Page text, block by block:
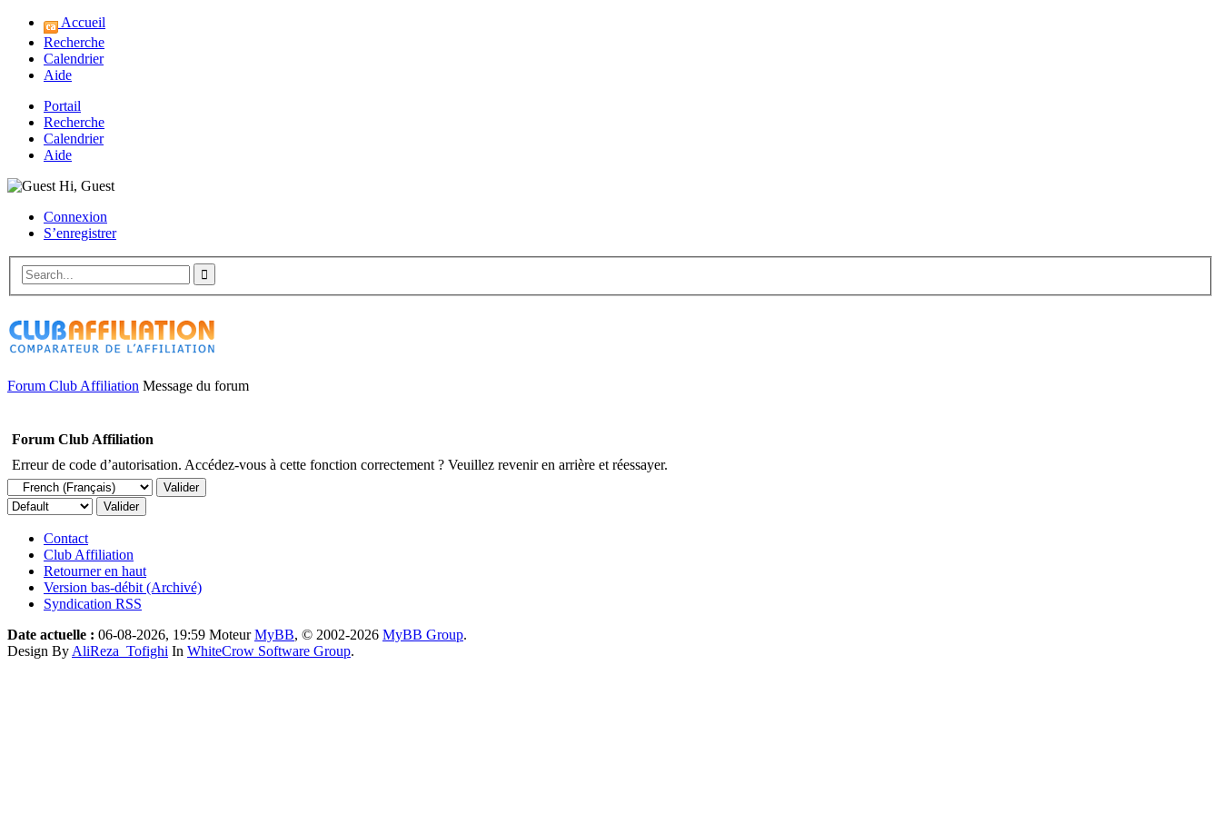
Accueil
Recherche
Calendrier
Aide
Portail
Recherche
Calendrier
Aide
Hi, Guest
Connexion
S’enregistrer
Forum Club Affiliation Message du forum
Forum Club Affiliation
Erreur de code d’autorisation. Accédez-vous à cette fonction correctement ? Veuillez revenir en arrière et réessayer.
Contact
Club Affiliation
Retourner en haut
Version bas-débit (Archivé)
Syndication RSS
Date actuelle : 06-08-2026, 19:59 MoteurMyBB, © 2002-2026 MyBB Group.
Design By AliReza_Tofighi In WhiteCrow Software Group.